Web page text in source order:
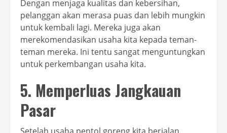
Dengan menjaga kualitas dan kebersihan,
pelanggan akan merasa puas dan lebih mungkin
untuk kembali lagi. Mereka juga akan
merekomendasikan usaha kita kepada teman-
teman mereka. Ini tentu sangat menguntungkan
untuk perkembangan usaha kita.
5. Memperluas Jangkauan
Pasar